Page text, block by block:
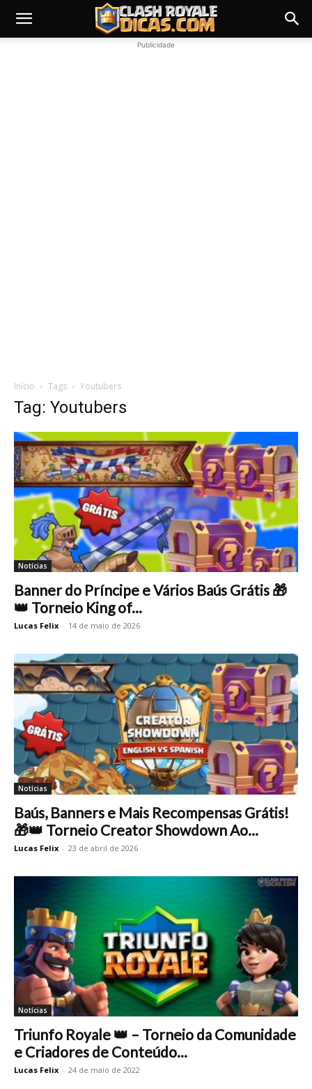
Publicidade
Início Tags Youtubers
Tag: Youtubers
Notícias
Banner do Príncipe e Vários Baús Grátis 🎁
👑 Torneio King of...
Lucas Felix - 14 de maio de 2026
Notícias
Baús, Banners e Mais Recompensas Grátis!
🎁👑 Torneio Creator Showdown Ao...
Lucas Felix - 23 de abril de 2026
Notícias
Triunfo Royale 👑 – Torneio da Comunidade
e Criadores de Conteúdo...
Lucas Felix - 24 de maio de 2022